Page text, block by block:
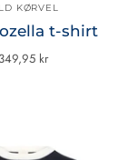
KØRVEL
t-shirt
349,95 kr